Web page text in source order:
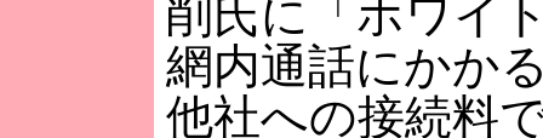
削氏に「ホワイ
網内通話にかか
他社への接続料